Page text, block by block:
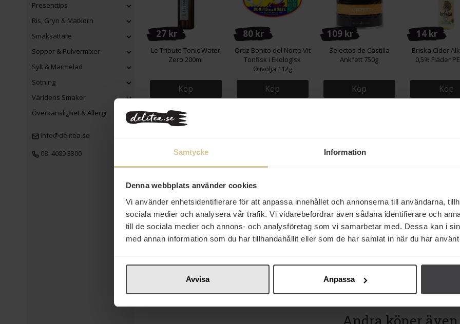
Samtycke Information
Denna webbplats använder cookies
Vi använder enhetsidentifierare för att anpassa innehållet och annonserna till användarna,
sociala medier och analysera vår trafik. Vi vidarebefordrar även sådana identifierare och
till de sociala medier och annons- och analysföretag som vi samarbetar med. Dessa kan i
med annan information som du har tillhandahållit eller som de har samlat in när du har
Avvisa Anpassa
Presenttips
Ris, Gryn & Matkorn
Smaksättare
Soppor & Pulvermixer
Sylt & Marmelad
Sötning
Världens Smaker
Överkänslighet & Allergi
info@delitea.se
08–4089 3300
27 kr
Le Tribute Tonic Water
Zero 200ml
Köp
80 kr
Ortiz Bonito del Norte Vit
Tonfisk i Ekologisk
Olivolja 112g
Köp
109 kr
Selectos de Castilla
Ankfett 750g
Köp
14 kr
Briska Cider
0,5% Fläder
Köp
33 kr
Mino Glutenfri Spaghetti
400g
179 kr
Åhus Tonics & Mixers
Presentlåda Lyxiga
Bubbeldrinkar 6x200ml
33 kr
Risberg Berbere
Kryddblandning 70g
47 kr
Knorr
Ärtsoppa
Andra köper även